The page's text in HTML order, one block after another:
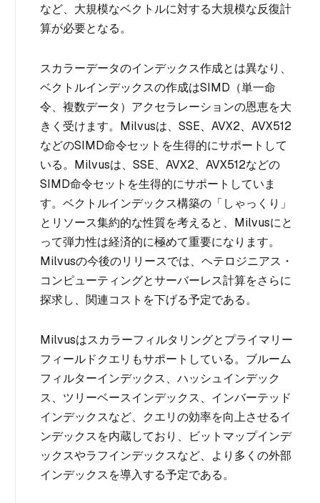
など、大規模なベクトルに対する大規模な反復計
算が必要となる。
スカラーデータのインデックス作成とは異なり、
ベクトルインデックスの作成はSIMD（単一命
令、複数データ）アクセラレーションの恩恵を大
きく受けます。Milvusは、SSE、AVX2、AVX512
などのSIMD命令セットを生得的にサポートして
いる。Milvusは、SSE、AVX2、AVX512などの
SIMD命令セットを生得的にサポートしていま
す。ベクトルインデックス構築の「しゃっくり」
とリソース集約的な性質を考えると、Milvusにと
って弾力性は経済的に極めて重要になります。
Milvusの今後のリリースでは、ヘテロジニアス・
コンピューティングとサーバーレス計算をさらに
探求し、関連コストを下げる予定である。
Milvusはスカラーフィルタリングとプライマリー
フィールドクエリもサポートしている。ブルーム
フィルターインデックス、ハッシュインデック
ス、ツリーベースインデックス、インバーテッド
インデックスなど、クエリの効率を向上させるイ
ンデックスを内蔵しており、ビットマップインデ
ックスやラフインデックスなど、より多くの外部
インデックスを導入する予定である。